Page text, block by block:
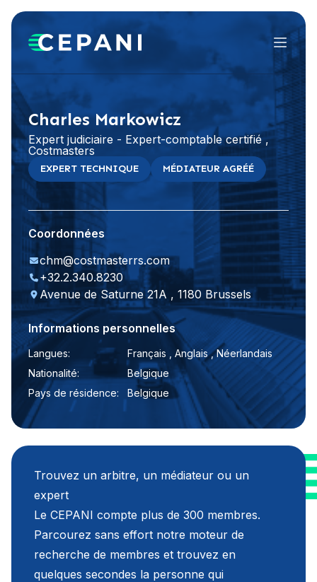
Menu
LinkedIn
Charles Markowicz
Expert judiciaire - Expert-comptable certifié ,
Costmasters
EXPERT TECHNIQUE MÉDIATEUR AGRÉÉ
Coordonnées
chm@costmasterrs.com
+32.2.340.8230
Avenue de Saturne 21A , 1180 Brussels
Informations personnelles
Langues:
Français , Anglais , Néerlandais
Nationalité:
Belgique
Pays de résidence:
Belgique
Trouvez un arbitre, un médiateur ou un
expert
Le CEPANI compte plus de 300 membres.
Parcourez sans effort notre moteur de
recherche de membres et trouvez en
quelques secondes la personne qui